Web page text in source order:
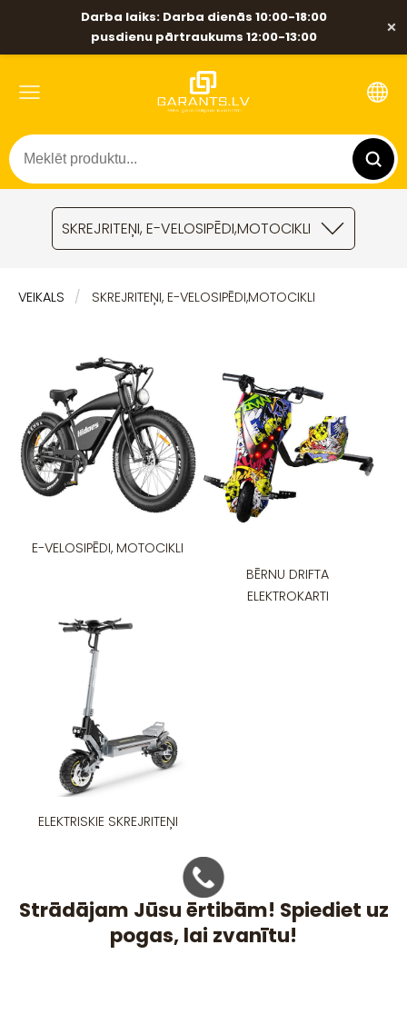
Darba laiks: Darba dienās 10:00-18:00
pusdienu pārtraukums 12:00-13:00
×
SKREJRITEŅI, E-VELOSIPĒDI,MOTOCIKLI
Strādājam Jūsu ērtibām! Spiediet uz
pogas, lai zvanītu!
VEIKALS SKREJRITEŅI, E-VELOSIPĒDI,MOTOCIKLI
E-VELOSIPĒDI, MOTOCIKLI
BĒRNU DRIFTA
ELEKTROKARTI
ELEKTRISKIE SKREJRITEŅI